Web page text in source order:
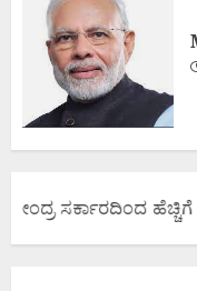
ಕೇಂದ್ರ ಸರ್ಕಾರದಿಂದ